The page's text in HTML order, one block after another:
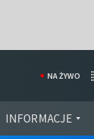
INFORMACJE
NA ŻYWO